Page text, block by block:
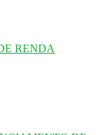
RENDA